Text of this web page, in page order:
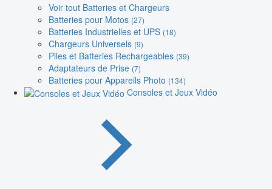
Voir tout Batteries et Chargeurs
Batteries pour Motos (27)
Batteries Industrielles et UPS (18)
Chargeurs Universels (9)
Piles et Batteries Rechargeables (39)
Adaptateurs de Prise (7)
Batteries pour Appareils Photo (134)
Consoles et Jeux Vidéo